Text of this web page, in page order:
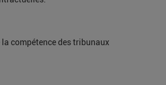
compétence des tribunaux